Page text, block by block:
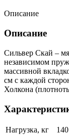
Описание
Описание
Сильвер Скай –
независимом
массивной
см с каждой
Холкона
Нагрузка, кг
140